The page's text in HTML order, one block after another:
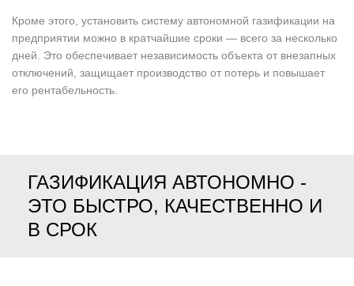
Кроме этого, установить систему автономной газификации на
предприятии можно в кратчайшие сроки — всего за несколько
дней. Это обеспечивает независимость объекта от внезапных
отключений, защищает производство от потерь и повышает
его рентабельность.
ГАЗИФИКАЦИЯ АВТОНОМНО -
ЭТО БЫСТРО, КАЧЕСТВЕННО И
В СРОК